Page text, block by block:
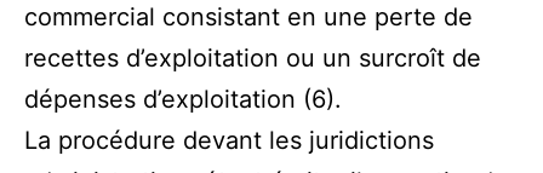
commercial consistant en une perte de
recettes d’exploitation ou un surcroît de
dépenses d’exploitation (6).
La procédure devant les juridictions